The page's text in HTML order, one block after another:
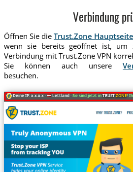
Verbindung
Öffnen Sie dieTrust.Zone Hauptseite
wenn sie bereits geöffnet ist, um
Verbindung mit Trust.Zone VPN
Sie können auch unsere
besuchen.
Deine IP: x.x.x.x · Lettland ·Sie sind jetzt inTRUST.ZONE!